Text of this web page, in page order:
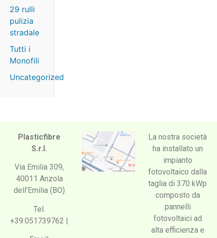
29 rulli
pulizia
stradale
Tutti i
Monofili
Uncategorized
Plasticfibre
S.r.l.
Via Emilia 309,
40011 Anzola
dell’Emilia (BO)
Tel.
+39.051739762 |
La nostra società
ha installato un
impianto
fotovoltaico dalla
taglia di 370 kWp
composto da
pannelli
fotovoltaici ad
alta efficienza e